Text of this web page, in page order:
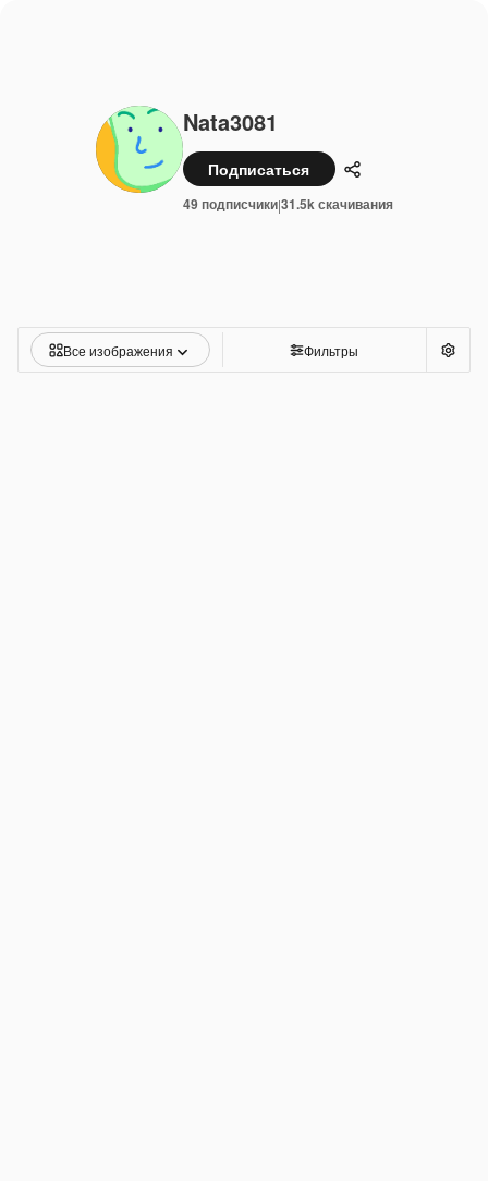
Nata3081
Подписаться Поделиться
49 подписчики|31.5k скачивания
Все изображения Фильтры